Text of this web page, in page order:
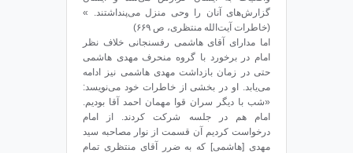
گزارش‌های آنان را وحی منزل می‌پنداشتند. »
(خاطرات ‌آیت‌الله منتظری، ص ۶۶۹)
اما مدارای آقای هاشمی رفسنجانی خلاف نظر
امام در برخورد با گروه منحرف مهدی هاشمی
حتی در زمان بازداشت مهدی هاشمی نیز ادامه
می‌یابد. او در بخشی از خاطرات خود می‌نویسد:
«شب با دیگر سران قوا مهمان احمد آقا بودیم.
امام هم در جلسه شرکت کردند. از امام
درخواست کردیم آن قسمت از نوار مصاحبه سید
مهدی [هاشمی] که به ضرر آقای منتظری تمام